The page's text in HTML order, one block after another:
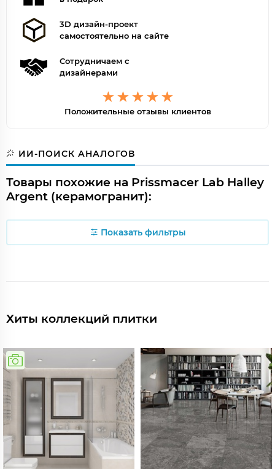
3D дизайн-проект
самостоятельно на сайте
Сотрудничаем с
дизайнерами
Положительные отзывы клиентов
ИИ-ПОИСК АНАЛОГОВ
Товары похожие на Prissmacer Lab Halley
Argent (керамогранит):
Показать фильтры
Хиты коллекций плитки